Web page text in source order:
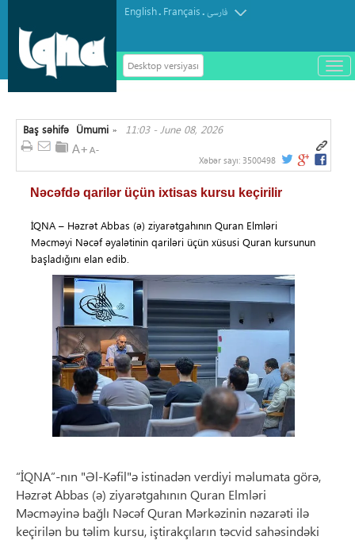
English. Français.فارسی
Desktop versiyası
باز
و
Baş səhifə »
Ümumi 11:03 - June 08, 2026
Xəbər sayı: 3500498
Nəcəfdə qarilər üçün ixtisas kursu keçirilir
İQNA – Həzrət Abbas (ə) ziyarətgahının Quran Elmləri
Məcməyi Nəcəf əyalətinin qariləri üçün xüsusi Quran kursunun
başladığını elan edib.
“İQNA”-nın "Əl-Kəfil"ə istinadən verdiyi məlumata görə,
Həzrət Abbas (ə) ziyarətgahının Quran Elmləri
Məcməyinə bağlı Nəcəf Quran Mərkəzinin nəzarəti ilə
keçirilən bu təlim kursu, iştirakçıların təcvid sahəsindəki